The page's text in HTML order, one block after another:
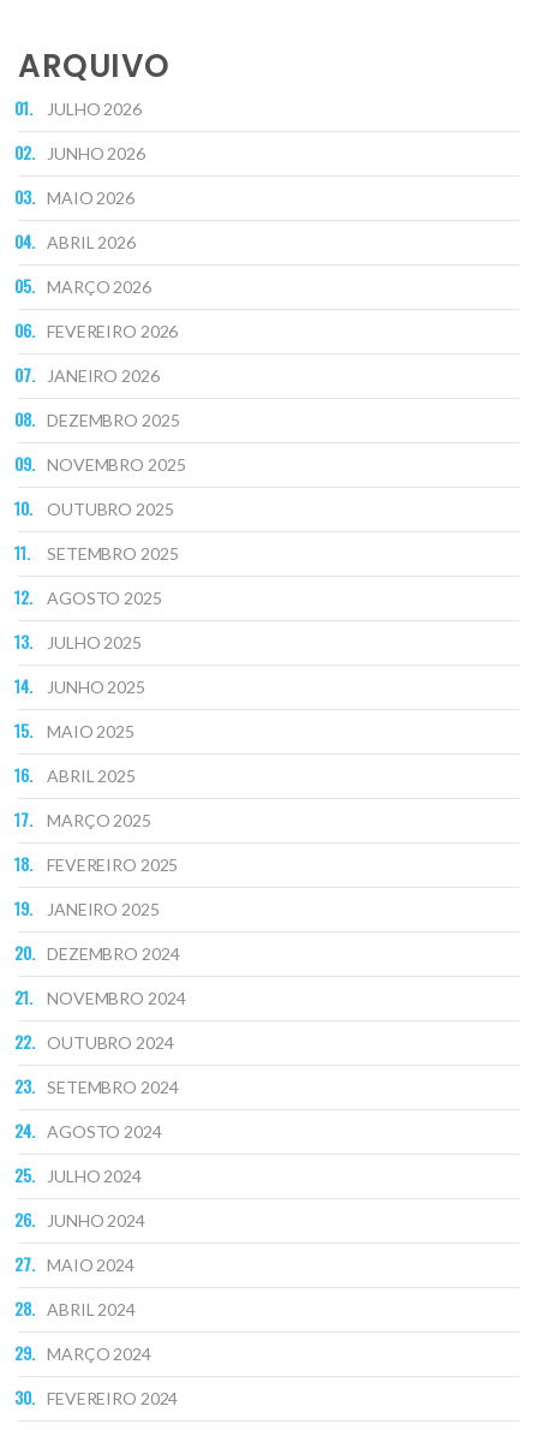
ARQUIVO
JULHO 2026
JUNHO 2026
MAIO 2026
ABRIL 2026
MARÇO 2026
FEVEREIRO 2026
JANEIRO 2026
DEZEMBRO 2025
NOVEMBRO 2025
OUTUBRO 2025
SETEMBRO 2025
AGOSTO 2025
JULHO 2025
JUNHO 2025
MAIO 2025
ABRIL 2025
MARÇO 2025
FEVEREIRO 2025
JANEIRO 2025
DEZEMBRO 2024
NOVEMBRO 2024
OUTUBRO 2024
SETEMBRO 2024
AGOSTO 2024
JULHO 2024
JUNHO 2024
MAIO 2024
ABRIL 2024
MARÇO 2024
FEVEREIRO 2024